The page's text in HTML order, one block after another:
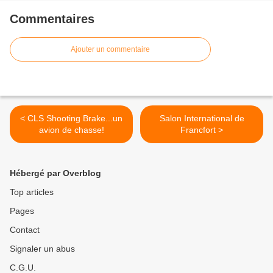
Commentaires
Ajouter un commentaire
< CLS Shooting Brake...un
avion de chasse!
Salon International de
Francfort >
Hébergé par Overblog
Top articles
Pages
Contact
Signaler un abus
C.G.U.